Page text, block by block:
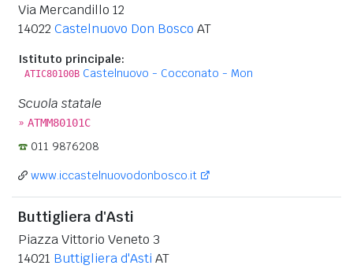
Via Mercandillo 12
14022 Castelnuovo Don Bosco AT
Istituto principale:
ATIC80100B Castelnuovo - Cocconato - Mon
Scuola statale
» ATMM80101C
011 9876208
www.iccastelnuovodonbosco.it
Buttigliera d'Asti
Piazza Vittorio Veneto 3
14021 Buttigliera d'Asti AT